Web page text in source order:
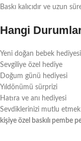
Baskı kalıcıdır ve uzun
Hangi
Yeni doğan bebek hediyesi
Sevgiliye özel hediye
Doğum günü hediyesi
Yıldönümü sürprizi
Hatıra ve anı hediyesi
Sevdiklerinizi mutlu etmek
kişiye özel baskılı pembe